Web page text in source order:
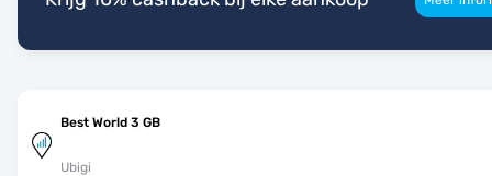
Best World 3 GB
Ubigi